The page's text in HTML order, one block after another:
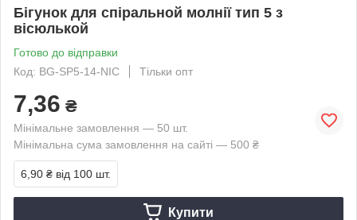
Бігунок для спіральной молнії тип 5 з
вісюлькой
Готово до відправки
Код: BG-SP5-14-NIC
Тільки опт
7,36 ₴
Мінімальне замовлення — 50 шт.
Мінімальна сума замовлення на сайті — 500 ₴
6,90 ₴ від 100 шт.
Купити